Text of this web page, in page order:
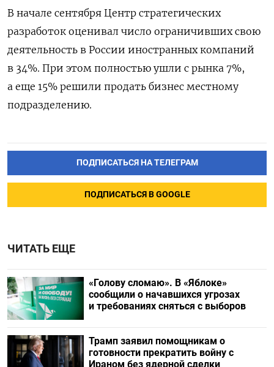
В начале сентября Центр стратегических
разработок оценивал число ограничивших свою
деятельность в России иностранных компаний
в 34%. При этом полностью ушли с рынка 7%,
а еще 15% решили продать бизнес местному
подразделению.
ПОДПИСАТЬСЯ НА ТЕЛЕГРАМ
ПОДПИСАТЬСЯ В GOOGLE
ЧИТАТЬ ЕЩЕ
«Голову сломаю». В «Яблоке»
сообщили о начавшихся угрозах
и требованиях сняться с выборов
Трамп заявил помощникам о
готовности прекратить войну с
Ираном без ядерной сделки